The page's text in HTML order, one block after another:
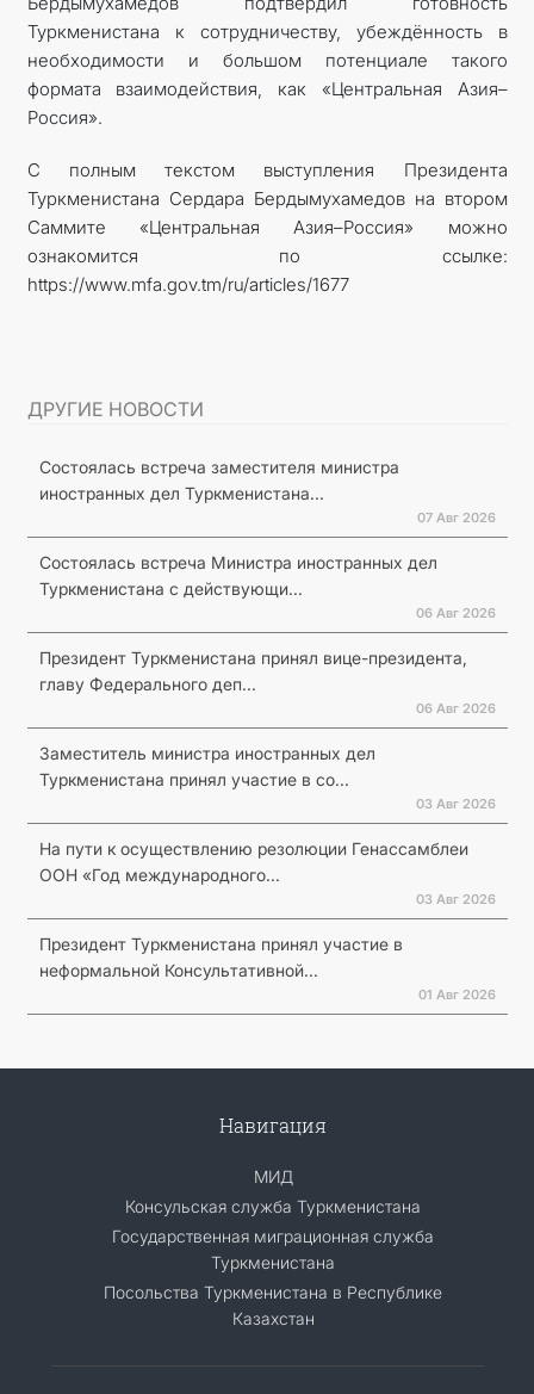
Туркменистана к сотрудничеству, убеждённость в
необходимости и большом потенциале такого
формата взаимодействия, как «Центральная Азия–
Россия».
С полным текстом выступления Президента
Туркменистана Сердара Бердымухамедов на втором
Саммите «Центральная Азия–Россия» можно
ознакомится по ссылке:
https://www.mfa.gov.tm/ru/articles/1677
ДРУГИЕ НОВОСТИ
Состоялась встреча заместителя министра
иностранных дел Туркменистана...
07 Авг 2026
Состоялась встреча Министра иностранных дел
Туркменистана с действующи...
06 Авг 2026
Президент Туркменистана принял вице-президента,
главу Федерального деп...
06 Авг 2026
Заместитель министра иностранных дел
Туркменистана принял участие в со...
03 Авг 2026
На пути к осуществлению резолюции Генассамблеи
ООН «Год международного...
03 Авг 2026
Президент Туркменистана принял участие в
неформальной Консультативной...
01 Авг 2026
Навигация
МИД
Консульская служба Туркменистана
Государственная миграционная служба
Туркменистана
Посольства Туркменистана в Республике
Казахстан